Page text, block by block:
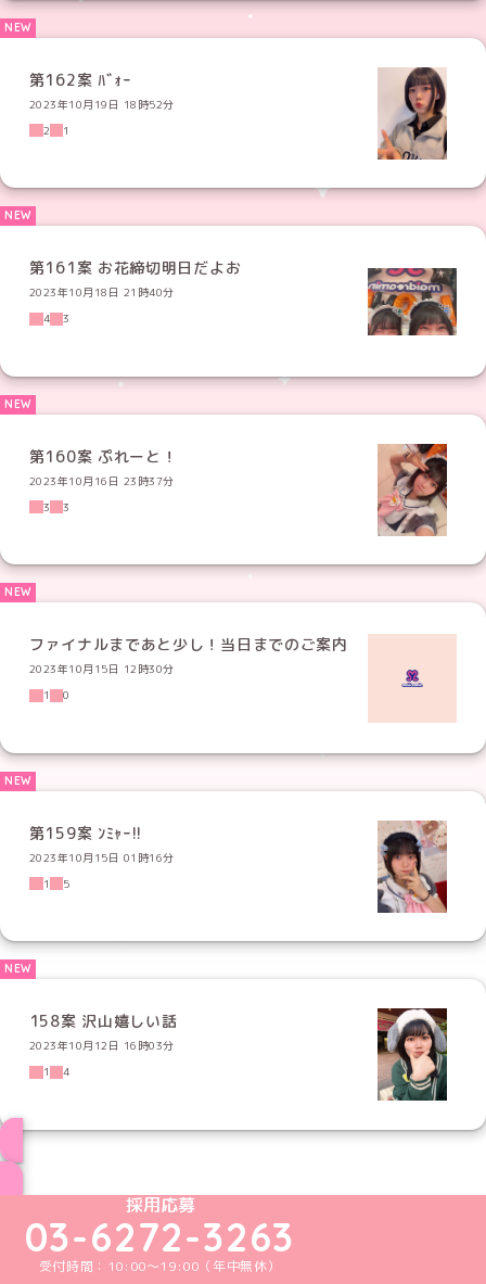
第162案 ﾊﾞｫｰ
2023年10月19日 18時52分
2
1
第161案 お花締切明日だよお
2023年10月18日 21時40分
4
3
第160案 ぷれーと！
2023年10月16日 23時37分
3
3
ファイナルまであと少し！当日までのご案内
2023年10月15日 12時30分
1
0
第159案 ﾝﾐｬｰ!!
2023年10月15日 01時16分
1
5
158案 沢山嬉しい話
2023年10月12日 16時03分
1
4
めいどりーみんTikTok公式アカウント
めいどりーみんX公式アカウント
めいどりーみんInstagram公式アカウント
めいどりーみんFacebook公式アカウン
めいどりーみんYouTube公式アカ
採用応募
03-6272-3263
受付時間：10:00～19:00（年中無休）